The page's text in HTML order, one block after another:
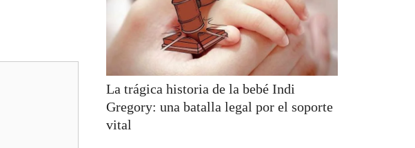
La trágica historia de la bebé Indi
Gregory: una batalla legal por el soporte
vital